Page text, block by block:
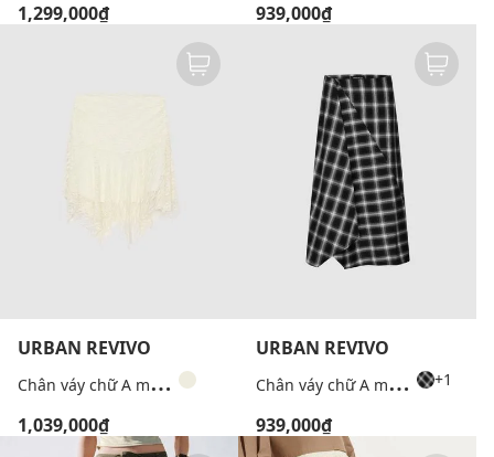
1,299,000₫ 939,000₫
URBAN REVIVO
C
hân váy chữ A mini bất đối xứng
1,039,000₫
URBAN REVIVO
C
hân váy chữ A midi bất đối xứng +1
939,000₫